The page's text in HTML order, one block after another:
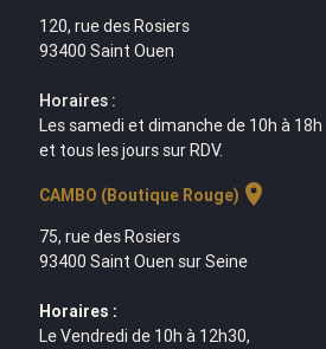
120, rue des Rosiers
93400 Saint Ouen
Horaires :
Les samedi et dimanche de 10h à 18h
et tous les jours sur RDV.
CAMBO (Boutique Rouge) location_on
75, rue des Rosiers
93400 Saint Ouen sur Seine
Horaires :
Le Vendredi de 10h à 12h30,